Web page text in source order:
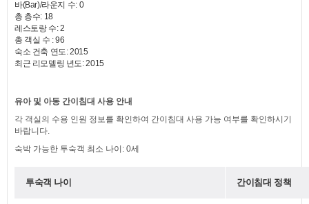
바(Bar)/라운지 수: 0
총 층수: 18
레스토랑 수: 2
총 객실 수 : 96
숙소 건축 연도: 2015
최근 리모델링 년도: 2015
유아 및 아동 간이침대 사용 안내
각 객실의 수용 인원 정보를 확인하여 간이침대 사용 가능 여부를 확인하시기
바랍니다.
숙박 가능한 투숙객 최소 나이: 0세
투숙객 나이 간이침대 정책